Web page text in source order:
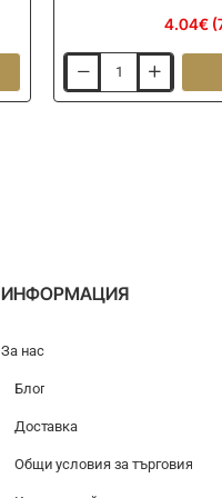
4.04€
Захранка
CHAMPION
ИНФОРМАЦИЯ
За нас
Блог
Доставка
Общи условия за търговия